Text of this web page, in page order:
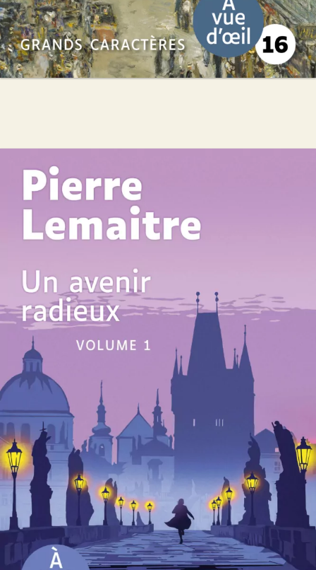
Un avenir radieux
Pierre Lemaitre
54